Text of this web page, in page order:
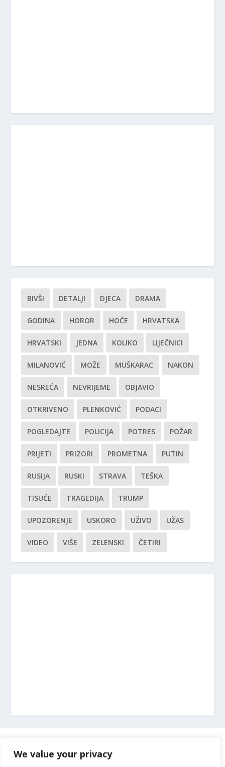
We value your privacy
BIVŠI DETALJI DJECA DRAMA
GODINA HOROR HOĆE HRVATSKA
HRVATSKI JEDNA KOLIKO LIJEČNICI
MILANOVIĆ MOŽE MUŠKARAC NAKON
NESREĆA NEVRIJEME OBJAVIO
OTKRIVENO PLENKOVIĆ PODACI
POGLEDAJTE POLICIJA POTRES POŽAR
PRIJETI PRIZORI PROMETNA PUTIN
RUSIJA RUSKI STRAVA TEŠKA
TISUĆE TRAGEDIJA TRUMP
UPOZORENJE USKORO UŽIVO UŽAS
VIDEO VIŠE ZELENSKI ČETIRI